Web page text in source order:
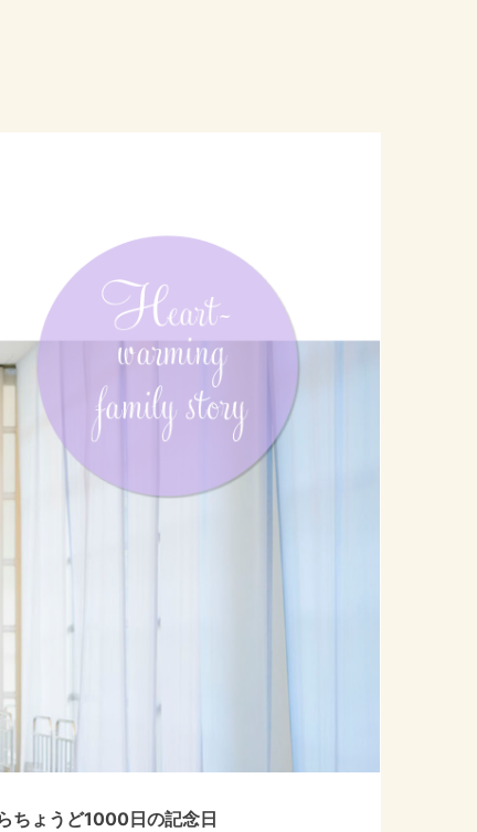
ちょうど1000日の記念日